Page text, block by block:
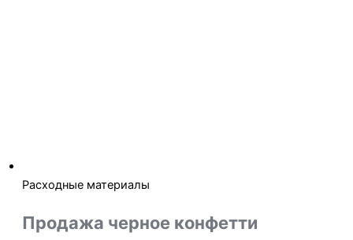
Расходные материалы
Продажа черное конфетти